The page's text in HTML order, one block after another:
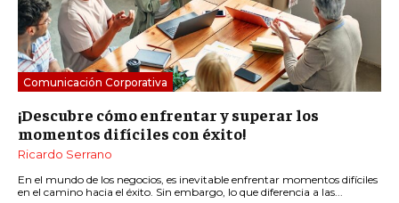
Comunicación Corporativa
¡Descubre cómo enfrentar y superar los
momentos difíciles con éxito!
Ricardo Serrano
En el mundo de los negocios, es inevitable enfrentar momentos difíciles
en el camino hacia el éxito. Sin embargo, lo que diferencia a las...